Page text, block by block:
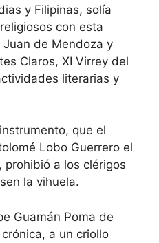
y Filipinas, solía
con esta
de Mendoza y
Claros, XI Virrey del
literarias y
que el
Lobo Guerrero el
prohibió a los clérigos
la vihuela.
Guamán Poma de
a un criollo